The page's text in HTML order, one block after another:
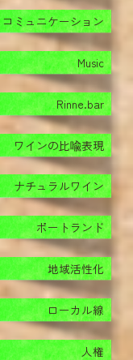
コミュニケーション
Music
Rinne.bar
ワインの比喩表現
ナチュラルワイン
ポートランド
地域活性化
ローカル線
人権